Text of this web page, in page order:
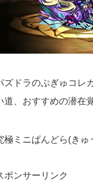
ズドラのぷぎゅコレ
道、おすすめの潜在
極ミニぱんどら(きゅ
ポンサーリンク